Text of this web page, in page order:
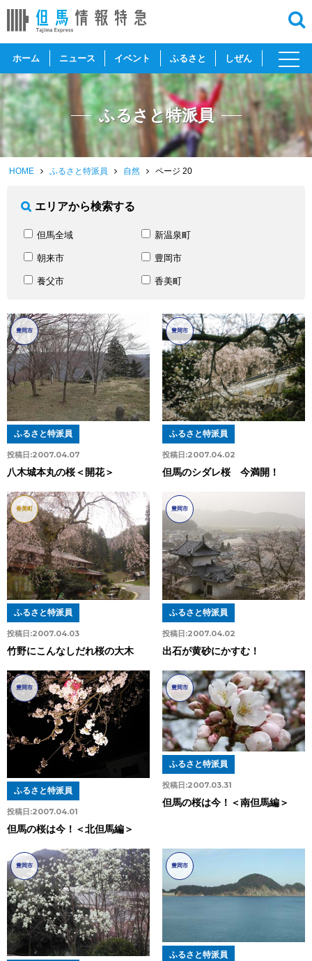
ホーム ニュース イベント ふるさと しぜん
toggle
ふるさと特派員
HOME ふるさと特派員 自然 ページ 20
エリアから検索する
但馬全域 新温泉町
朝来市 豊岡市
養父市 香美町
豊岡市
投稿日:2007.04.07
ふるさと特派員
八木城本丸の桜＜開花＞
豊岡市
投稿日:2007.04.02
ふるさと特派員
但馬のシダレ桜 今満開！
香美町
投稿日:2007.04.03
ふるさと特派員
竹野にこんなしだれ桜の大木
豊岡市
投稿日:2007.04.02
ふるさと特派員
出石が黄砂にかすむ！
豊岡市
投稿日:2007.04.01
ふるさと特派員
但馬の桜は今！＜北但馬編＞
豊岡市
投稿日:2007.03.31
ふるさと特派員
但馬の桜は今！＜南但馬編＞
豊岡市 豊岡市
ふるさと特派員